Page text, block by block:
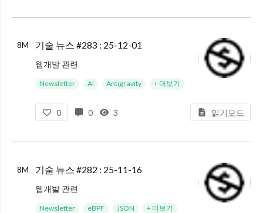
8M 기술 뉴스 #283 : 25-12-01
웹개발 관련
The Web Animation Performance Tier List : JavaScript 애니메이션 라이브러리를 만드는 Motion에서 웹 애니메이션의 성능 퍼포먼스의 티어를 정리했다. 렌더 파이프라인은 Layo
Newsletter AI Antigravity + 더보기
0 0 3 읽기모드
8M 기술 뉴스 #282 : 25-11-16
웹개발 관련
(번역) JSON 가져오기(import) vs 페치(fetch) : JSON 모듈을 임포트하는 기능이 올해 공식 기능으로 채택됐지만, 이 동작이 실패할 경우 전체 모듈이 중단되기 때문에 브라우저 환경에서는 많이 사용하
Newsletter eBPF JSON + 더보기